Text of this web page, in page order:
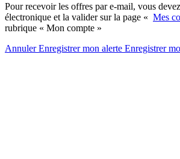
Pour recevoir les offres par e-mail, vous
électronique et la valider sur la page « Mes
rubrique « Mon compte »
AnnulerEnregistrer mon alerte Enregistrer